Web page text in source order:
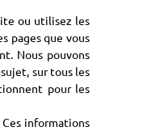
ou utilisez les
pages que vous
Nous pouvons
sur tous les
pour les
informations